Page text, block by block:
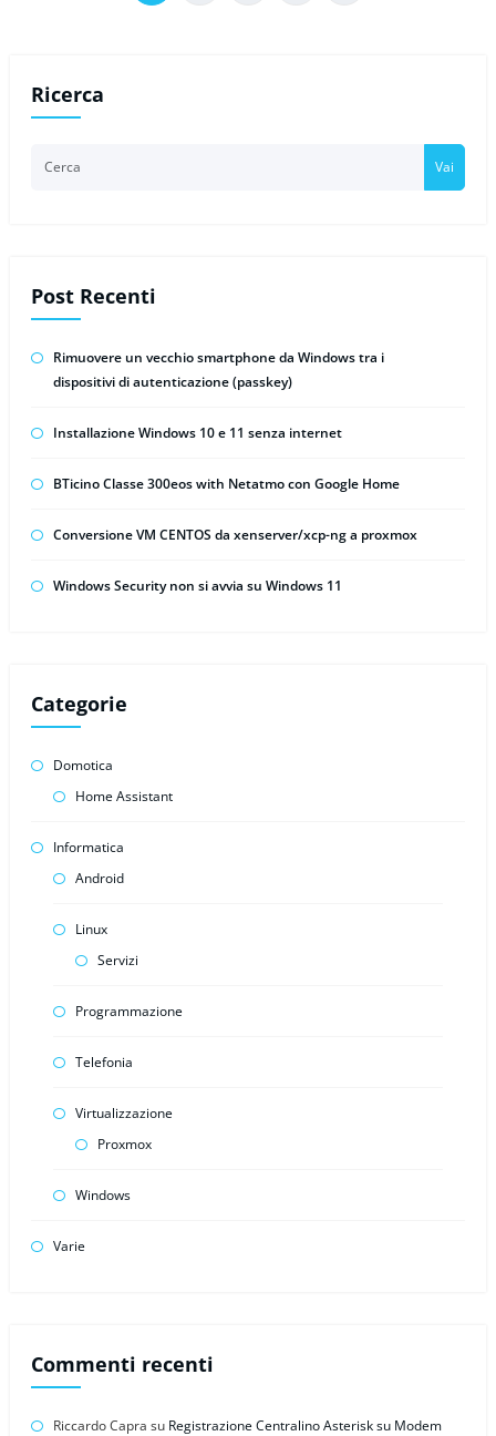
Ricerca
Vai
Post Recenti
Rimuovere un vecchio smartphone da Windows tra i
dispositivi di autenticazione (passkey)
Installazione Windows 10 e 11 senza internet
BTicino Classe 300eos with Netatmo con Google Home
Conversione VM CENTOS da xenserver/xcp-ng a proxmox
Windows Security non si avvia su Windows 11
Categorie
Domotica
Home Assistant
Informatica
Android
Linux
Servizi
Programmazione
Telefonia
Virtualizzazione
Proxmox
Windows
Varie
Commenti recenti
Riccardo Capra su Registrazione Centralino Asterisk su Modem